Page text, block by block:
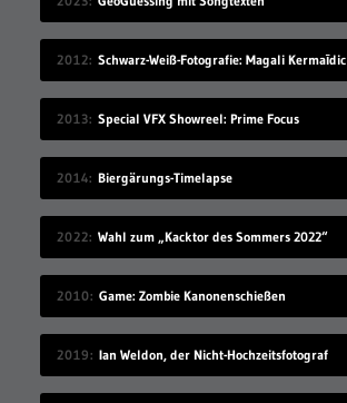
2012 Schwarz-Weiß-Fotografie: Magali Kermaīdic
2013 Special VFX Showreel: Prime Focus
2014 Biergärungs-Timelapse
2022 Wahl zum „Kacktor des Sommers 2022“
2010 Game: Zombie Kanonenschießen
2019 Ian Weldon, der Nicht-Hochzeitsfotograf